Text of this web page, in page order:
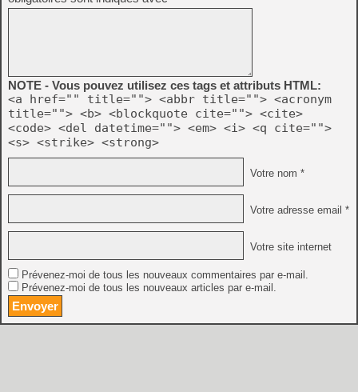
NOTE - Vous pouvez utilisez ces tags et attributs HTML:
<a href="" title=""> <abbr title=""> <acronym
title=""> <b> <blockquote cite=""> <cite>
<code> <del datetime=""> <em> <i> <q cite="">
<s> <strike> <strong>
Votre nom *
Votre adresse email *
Votre site internet
Prévenez-moi de tous les nouveaux commentaires par e-mail.
Prévenez-moi de tous les nouveaux articles par e-mail.